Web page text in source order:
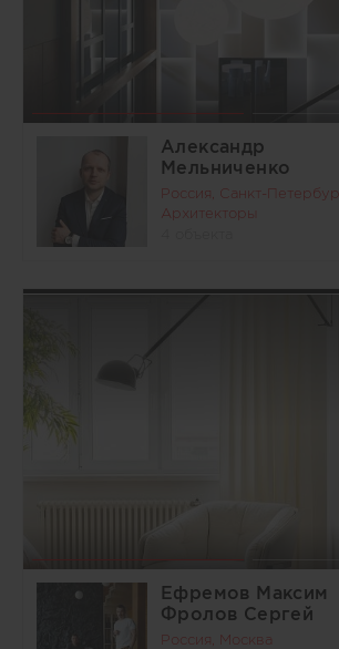
Александр
Мельниченко
Россия, Санкт-
Архитекторы
Ефремов Максим
Фролов Сергей
Россия, Москва